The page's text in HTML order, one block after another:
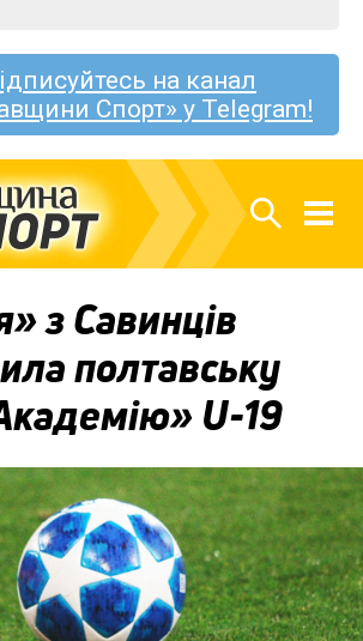
на канал
Спорт» у Telegram!
з Савинців
полтавську
U-19